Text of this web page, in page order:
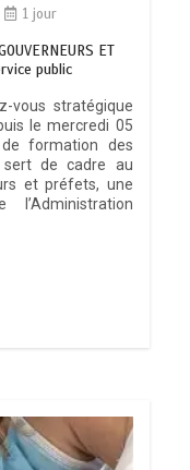
1 jour
ET
public
vous stratégique
le mercredi 05
de formation des
sert de cadre au
et préfets, une